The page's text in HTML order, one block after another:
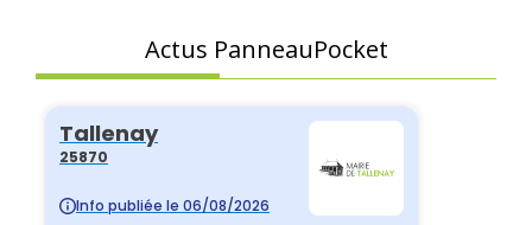
Actus PanneauPocket